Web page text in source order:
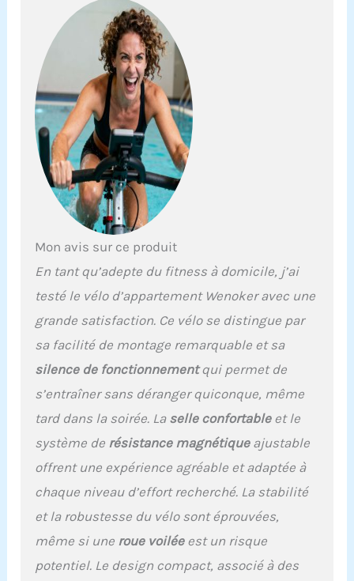
divertissements préférés
pendant l’exercice.
EXPÉRIENCE DE
PÉDALAGE SILENCIEUSE :
Grâce au système
d’entraînement par
courroie de haute qualité,
ce vélo d’appartement
offre un pédalage fluide
et discret. Idéal pour les
appartements et les
espaces partagés, il vous
à toute heure sans
ÉCRAN LCD & DONNÉES
EN TEMPS RÉEL : L’écran
vitesse, la distance, les
calories et le pouls afin
de suivre facilement
votre évolution. Ajustez
votre entraînement selon
fitness. STRUCTURE
STABLE ET SÉCURISÉE :
supporte jusqu’à 160 kg
pour garantir une
pédales antidérapantes
et le frein d’urgence
en toute confiance,
Mon avis sur ce produit
En tant qu’adepte du fitness à domicile, j’ai
testé le vélo d’appartement Wenoker avec une
grande satisfaction. Ce vélo se distingue par
sa facilité de montage remarquable et sa
silence de fonctionnementqui permet de
s’entraîner sans déranger quiconque, même
tard dans la soirée. La selle confortableet le
système de résistance magnétiqueajustable
offrent une expérience agréable et adaptée à
chaque niveau d’effort recherché. La stabilité
et la robustesse du vélo sont éprouvées,
même si une roue voiléeest un risque
potentiel. Le design compact, associé à des